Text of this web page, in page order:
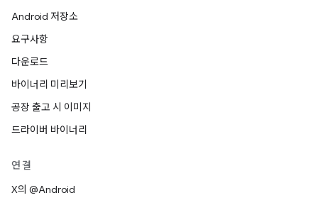
Android 저장소
요구사항
다운로드
바이너리 미리보기
공장 출고 시 이미지
드라이버 바이너리
연결
X의 @Android